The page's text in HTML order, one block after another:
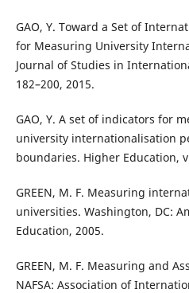
GAO, Y. Toward a Set of
for Measuring University
Journal of Studies in
182–200, 2015.
GAO, Y. A set of indicators for
university internationalisation
boundaries. Higher Education,
GREEN, M. F. Measuring
universities. Washington, DC:
Education, 2005.
GREEN, M. F. Measuring and
NAFSA: Association of